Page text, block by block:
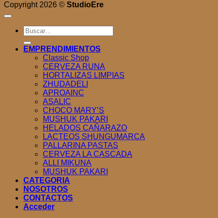
Copyright 2026 © StudioEre
Buscar
por:
EMPRENDIMIENTOS
Classic Shop
CERVEZA RUNA
HORTALIZAS LIMPIAS
ZHUDADELI
APROAINC
ASALIC
CHOCO MARY’S
MUSHUK PAKARI
HELADOS CAÑARAZO
LACTEOS SHUNGUMARCA
PALLARINA PASTAS
CERVEZA LA CASCADA
ALLI MIKUNA
MUSHUK PAKARI
CATEGORIA
NOSOTROS
CONTACTOS
Acceder